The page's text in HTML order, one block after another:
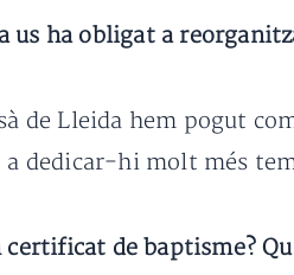
us ha obligat a
de Lleida hem pogut
a dedicar-hi molt més
de baptisme?